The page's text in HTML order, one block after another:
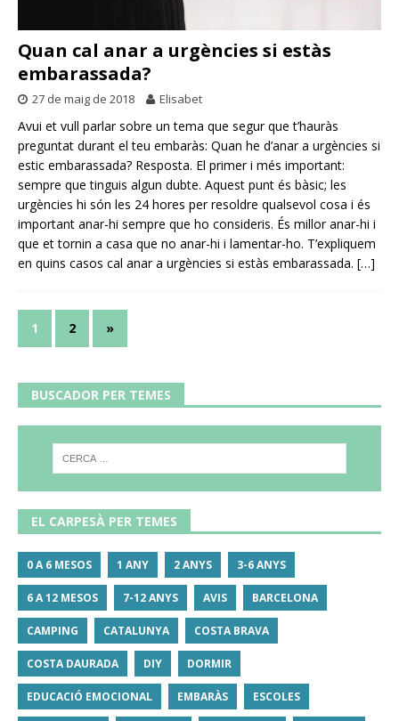
Quan cal anar a urgències si estàs
embarassada?
27 de maig de 2018 Elisabet
Avui et vull parlar sobre un tema que segur que t’hauràs
preguntat durant el teu embaràs: Quan he d’anar a urgències si
estic embarassada? Resposta. El primer i més important:
sempre que tinguis algun dubte. Aquest punt és bàsic; les
urgències hi són les 24 hores per resoldre qualsevol cosa i és
important anar-hi sempre que ho consideris. És millor anar-hi i
que et tornin a casa que no anar-hi i lamentar-ho. T’expliquem
en quins casos cal anar a urgències si estàs embarassada. […]
1 2 »
BUSCADOR PER TEMES
EL CARPESÀ PER TEMES
0 A 6 MESOS 1 ANY 2 ANYS 3-6 ANYS
6 A 12 MESOS 7-12 ANYS AVIS BARCELONA
CAMPING CATALUNYA COSTA BRAVA
COSTA DAURADA DIY DORMIR
EDUCACIÓ EMOCIONAL EMBARÀS ESCOLES